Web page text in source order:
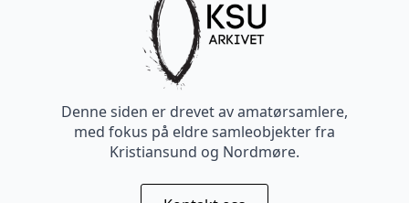
Denne siden er drevet av amatørsamlere,
med fokus på eldre samleobjekter fra
Kristiansund og Nordmøre.